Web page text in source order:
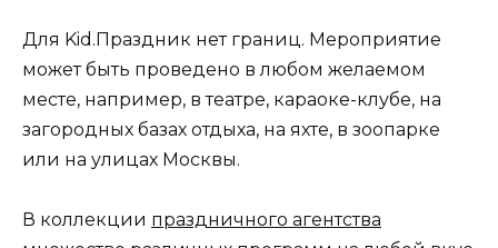
Для Kid.Праздник нет границ. Мероприятие
может быть проведено в любом желаемом
месте, например, в театре, караоке-клубе, на
загородных базах отдыха, на яхте, в зоопарке
или на улицах Москвы.
В коллекции праздничного агентства